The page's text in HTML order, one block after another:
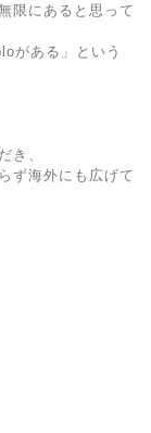
限にあると思って
がある」という
き、
ず海外にも広げて